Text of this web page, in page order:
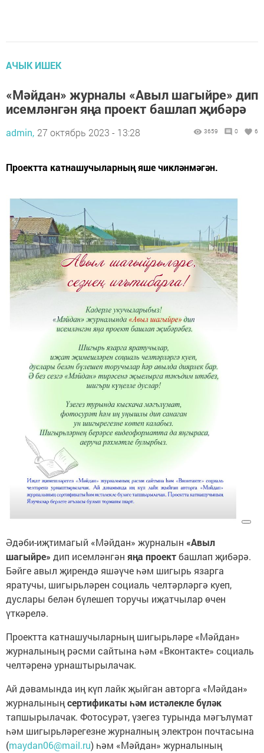
АЧЫК ИШЕК
«Мәйдан» журналы «Авыл шагыйре» дип
исемләнгән яңа проект башлап җибәрә
admin, 27 октябрь 2023 - 13:28 3659 0 6
Проектта катнашучыларның яше чикләнмәгән.
Әдәби-иҗтимагый «Мәйдан» журналын «Авыл
шагыйре» дип исемләнгән яңа проектбашлап җибәрә.
Бәйге авыл җирендә яшәүче һәм шигырь язарга
яратучы, шигырьләрен социаль челтәрләргә куеп,
дуслары белән бүлешеп торучы иҗатчылар өчен
үткәрелә.
Проектта катнашучыларның шигырьләре «Мәйдан»
журналының рәсми сайтына һәм «Вконтакте» социаль
челтәренә урнаштырылачак.
Ай дәвамында иң күп лайк җыйган авторга «Мәйдан»
журналының сертификаты һәм истәлекле бүләк
тапшырылачак. Фотосурәт, үзегез турында мәгълүмат
һәм шигырьләрегезне журналның электрон почтасына
(maydan06@mail.ru) һәм «Мәйдан» журналының